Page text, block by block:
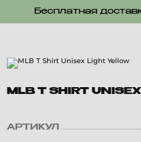
Бесплатная
MLB T SHIRT
АРТИКУЛ